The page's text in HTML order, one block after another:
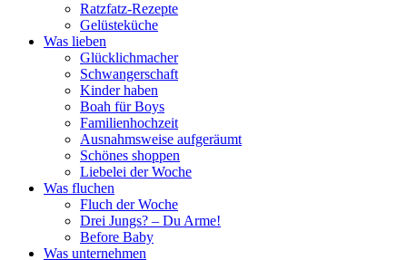
Ratzfatz-Rezepte
Gelüsteküche
Was lieben
Glücklichmacher
Schwangerschaft
Kinder haben
Boah für Boys
Familienhochzeit
Ausnahmsweise aufgeräumt
Schönes shoppen
Liebelei der Woche
Was fluchen
Fluch der Woche
Drei Jungs? – Du Arme!
Before Baby
Was unternehmen